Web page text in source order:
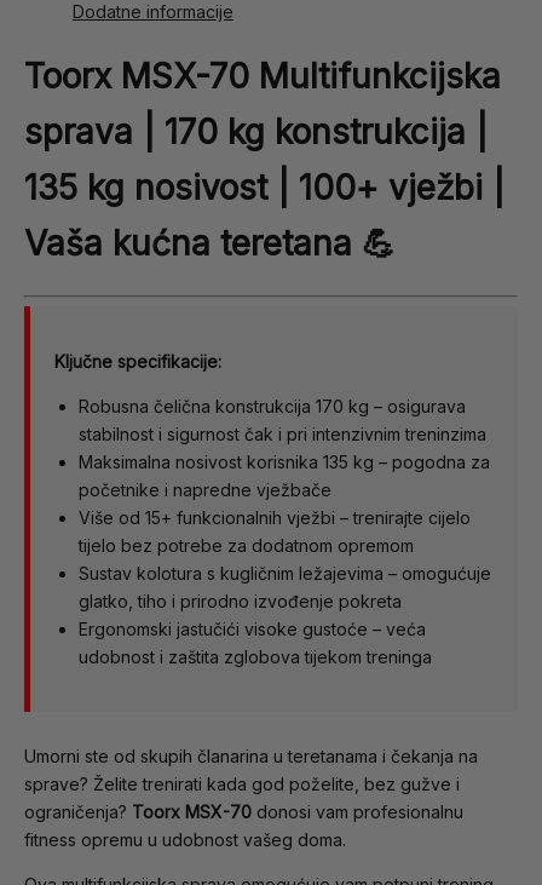
Dodatne informacije
Toorx MSX-70 Multifunkcijska
sprava | 170 kg konstrukcija |
135 kg nosivost | 100+ vježbi |
Vaša kućna teretana 💪
Ključne specifikacije:
Robusna čelična konstrukcija 170 kg – osigurava
stabilnost i sigurnost čak i pri intenzivnim treninzima
Maksimalna nosivost korisnika 135 kg – pogodna za
početnike i napredne vježbače
Više od 15+ funkcionalnih vježbi – trenirajte cijelo
tijelo bez potrebe za dodatnom opremom
Sustav kolotura s kugličnim ležajevima – omogućuje
glatko, tiho i prirodno izvođenje pokreta
Ergonomski jastučići visoke gustoće – veća
udobnost i zaštita zglobova tijekom treninga
Umorni ste od skupih članarina u teretanama i čekanja na
sprave? Želite trenirati kada god poželite, bez gužve i
ograničenja? Toorx MSX-70 donosi vam profesionalnu
fitness opremu u udobnost vašeg doma.